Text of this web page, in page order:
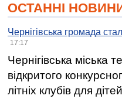
ОСТАННІ
Чернігівська громада
17:17
Чернігівська міська
відкритого
літніх клубів для